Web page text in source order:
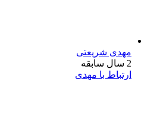
مهدی شریعتی
2 سال سابقه
ارتباط با مهدی